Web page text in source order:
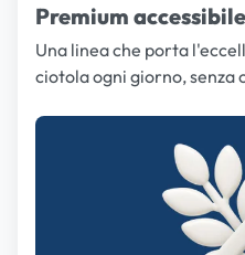
Premium accessibile
Una linea che porta
ciotola ogni giorno, senza